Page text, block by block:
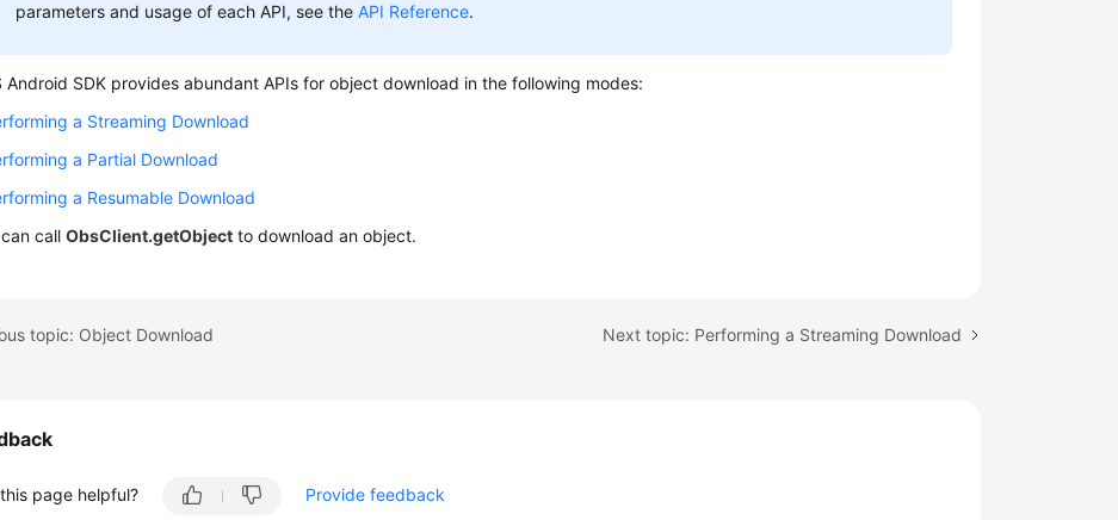
parameters and usage of each API, see theAPI Reference.
Android SDK provides abundant APIs for object download in the following modes:
a Streaming Download
a Partial Download
a Resumable Download
can callObsClient.getObject to download an object.
topic: Object Download Next topic: Performing a Streaming Download
page helpful? Provide feedback